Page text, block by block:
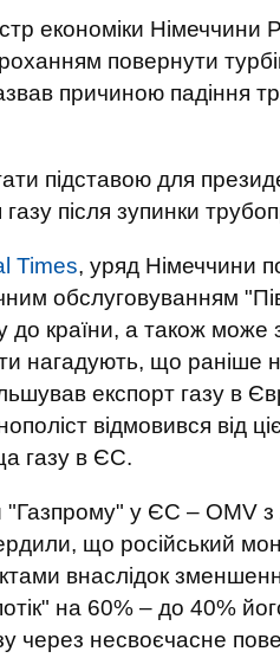
економіки Німеччини
повернути
причиною падіння
підставою для
після зупинки
Times, уряд Німеччини
обслуговуванням
до країни, а також може
нагадують, що раніше
експорт газу в
відмовився від
газу в ЄС.
у ЄС – OMV з
що російський
внаслідок
на 60% – до 40%
через несвоєчасне